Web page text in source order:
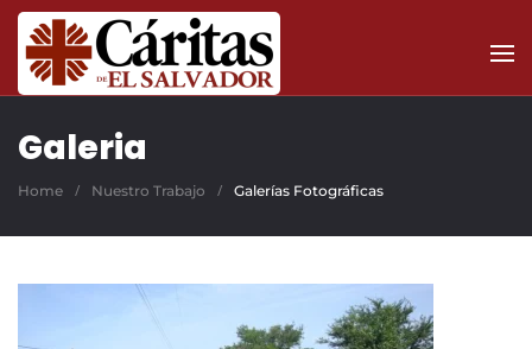
Skip to main content
Galeria
Home Nuestro Trabajo Galerías Fotográficas